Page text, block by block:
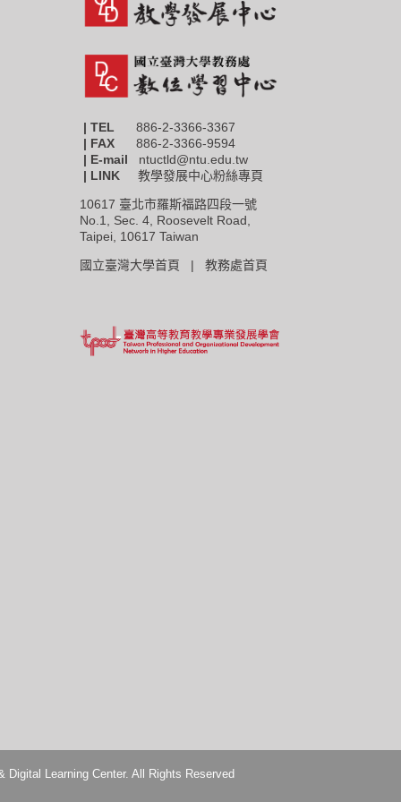
| TEL 886-2-3366-3367
| FAX
886-2-3366-9594
| E-mail ntuctld@ntu.edu.tw
| LINK教學發展中心粉絲專頁
10617 臺北市羅斯福路四段一號
No.1, Sec. 4, Roosevelt Road,
Taipei, 10617 Taiwan
國立臺灣大學首頁 |教務處首頁
Learning Center. All Rights Reserved